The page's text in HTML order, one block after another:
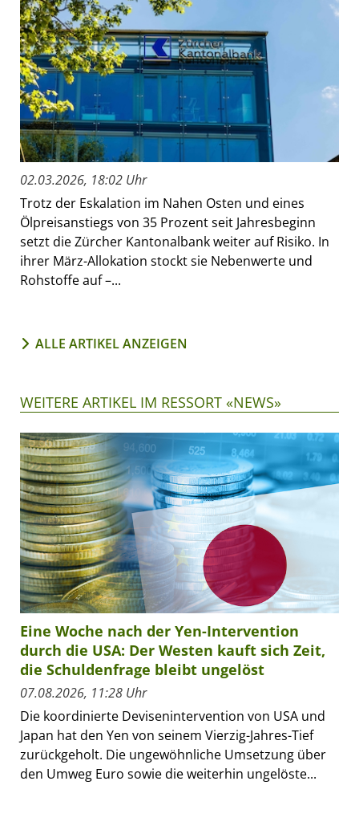
02.03.2026, 18:02 Uhr
Trotz der Eskalation im Nahen Osten und eines
Ölpreisanstiegs von 35 Prozent seit Jahresbeginn
setzt die Zürcher Kantonalbank weiter auf Risiko. In
ihrer März-Allokation stockt sie Nebenwerte und
Rohstoffe auf –...
ALLE ARTIKEL ANZEIGEN
WEITERE ARTIKEL IM RESSORT «NEWS»
Eine Woche nach der Yen-Intervention
durch die USA: Der Westen kauft sich Zeit,
die Schuldenfrage bleibt ungelöst
07.08.2026, 11:28 Uhr
Die koordinierte Devisenintervention von USA und
Japan hat den Yen von seinem Vierzig-Jahres-Tief
zurückgeholt. Die ungewöhnliche Umsetzung über
den Umweg Euro sowie die weiterhin ungelöste...